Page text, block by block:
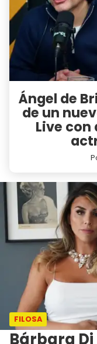
Ángel de
de un
Live con
FILOSA
Bárbara